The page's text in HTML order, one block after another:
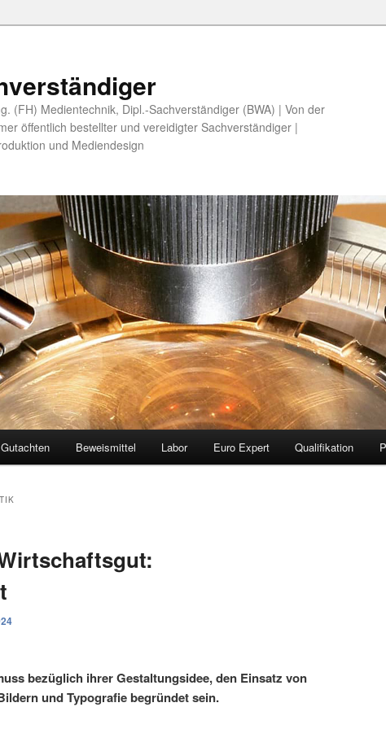
(FH) Medientechnik, Dipl.-Sachverständiger (BWA) | Von der
öffentlich bestellter und vereidigter Sachverständiger |
und Mediendesign
Gutachten Beweismittel Labor Euro Expert Qualifikation
bezüglich ihrer Gestaltungsidee, den Einsatz von
und Typografie begründet sein.